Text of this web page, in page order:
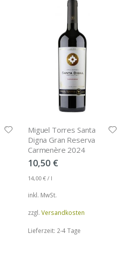
Miguel Torres Santa
Digna Gran Reserva
Carmenère 2024
10,50 €
14,00 € / l
inkl. MwSt.
zzgl. Versandkosten
Lieferzeit: 2-4 Tage